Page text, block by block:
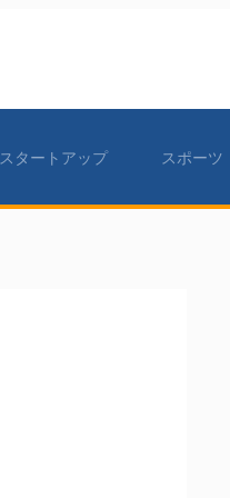
スタートアップ スポーツ